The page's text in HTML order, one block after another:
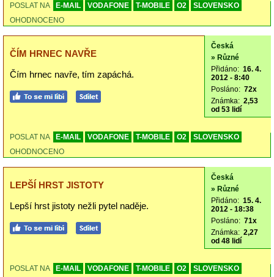
POSLAT NA E-MAIL VODAFONE T-MOBILE O2
SLOVENSKO
OHODNOCENO
ČÍM HRNEC NAVŘE
Čím hrnec navře, tím zapáchá.
Česká
» Různé
Přidáno: 16. 4.
2012 - 8:40
Posláno: 72x
Známka: 2,53
od 53 lidí
POSLAT NA E-MAIL VODAFONE T-MOBILE O2
SLOVENSKO
OHODNOCENO
LEPŠÍ HRST JISTOTY
Lepší hrst jistoty nežli pytel naděje.
Česká
» Různé
Přidáno: 15. 4.
2012 - 18:38
Posláno: 71x
Známka: 2,27
od 48 lidí
POSLAT NA E-MAIL VODAFONE T-MOBILE O2
SLOVENSKO